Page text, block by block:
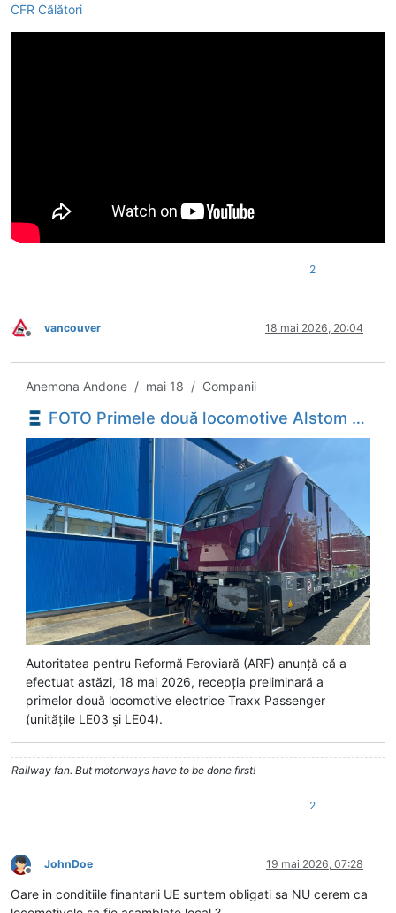
CFR Călători
2
Deconectat
vancouver 18 mai 2026, 20:04
Anemona Andone / mai 18 / Companii
FOTO Primele două locomotive Alstom fabricate pentru România au fost recepționate preliminar - Economica.net
Autoritatea pentru Reformă Feroviară (ARF) anunță că a
efectuat astăzi, 18 mai 2026, recepția preliminară a
primelor două locomotive electrice Traxx Passenger
(unitățile LE03 și LE04).
Railway fan. But motorways have to be done first!
2
Deconectat
JohnDoe 19 mai 2026, 07:28
Oare in conditiile finantarii UE suntem obligati sa NU cerem ca